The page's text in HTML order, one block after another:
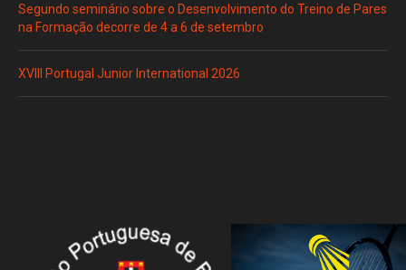
Segundo seminário sobre o Desenvolvimento do Treino de Pares
na Formação decorre de 4 a 6 de setembro
XVIII Portugal Junior International 2026